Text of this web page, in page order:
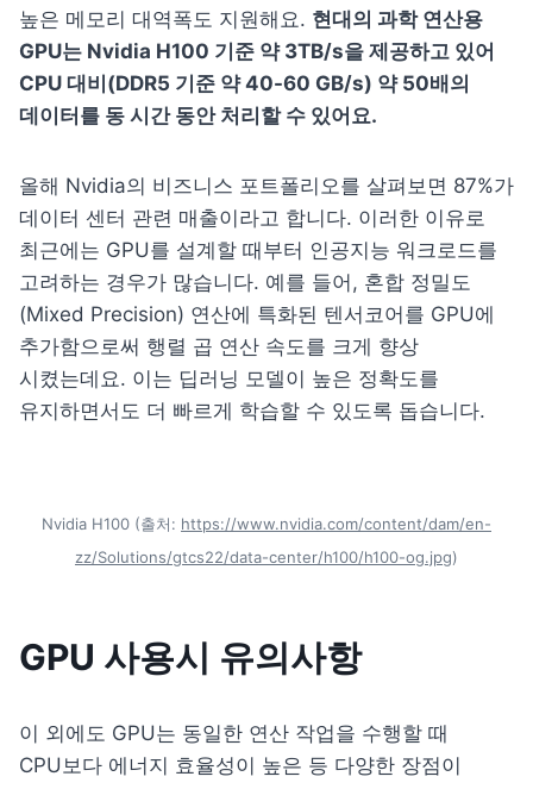
높은 메모리 대역폭도 지원해요. 현대의 과학 연산용
GPU는 Nvidia H100 기준 약 3TB/s을 제공하고 있어
CPU 대비(DDR5 기준 약 40-60 GB/s) 약 50배의
데이터를 동 시간 동안 처리할 수 있어요.
올해 Nvidia의 비즈니스 포트폴리오를 살펴보면 87%가
데이터 센터 관련 매출이라고 합니다. 이러한 이유로
최근에는 GPU를 설계할 때부터 인공지능 워크로드를
고려하는 경우가 많습니다. 예를 들어, 혼합 정밀도
(Mixed Precision) 연산에 특화된 텐서코어를 GPU에
추가함으로써 행렬 곱 연산 속도를 크게 향상
시켰는데요. 이는 딥러닝 모델이 높은 정확도를
유지하면서도 더 빠르게 학습할 수 있도록 돕습니다.
Nvidia H100 (출처: https://www.nvidia.com/content/dam/en-
zz/Solutions/gtcs22/data-center/h100/h100-og.jpg)
GPU 사용시 유의사항
이 외에도 GPU는 동일한 연산 작업을 수행할 때
CPU보다 에너지 효율성이 높은 등 다양한 장점이